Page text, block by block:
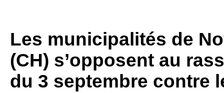
Les municipalités de
(CH) s’opposent au
du 3 septembre contre